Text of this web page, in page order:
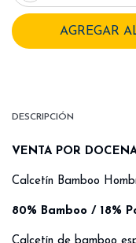
DESCRIPCIÓN
VENTA POR
Calcetín Bamboo
80% Bamboo / 18%